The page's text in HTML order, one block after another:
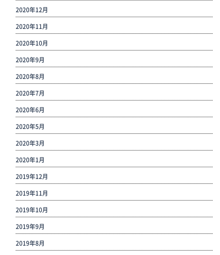
2020年12月
2020年11月
2020年10月
2020年9月
2020年8月
2020年7月
2020年6月
2020年5月
2020年3月
2020年1月
2019年12月
2019年11月
2019年10月
2019年9月
2019年8月